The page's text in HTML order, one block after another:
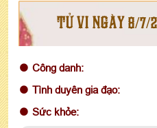
TỬ VI NGÀY 8/7/
Công danh:
Tình duyên gia đạo:
Sức khỏe: